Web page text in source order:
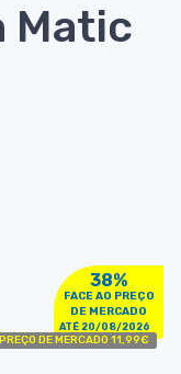
Matic
38%
FACE AO PREÇO
DE MERCADO
ATÉ 20/08/2026
PREÇO DE MERCADO 11,99€